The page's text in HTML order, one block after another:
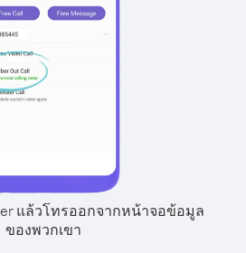
แล้วโทรออกจากหน้าจอข้อมูล
ของพวกเขา